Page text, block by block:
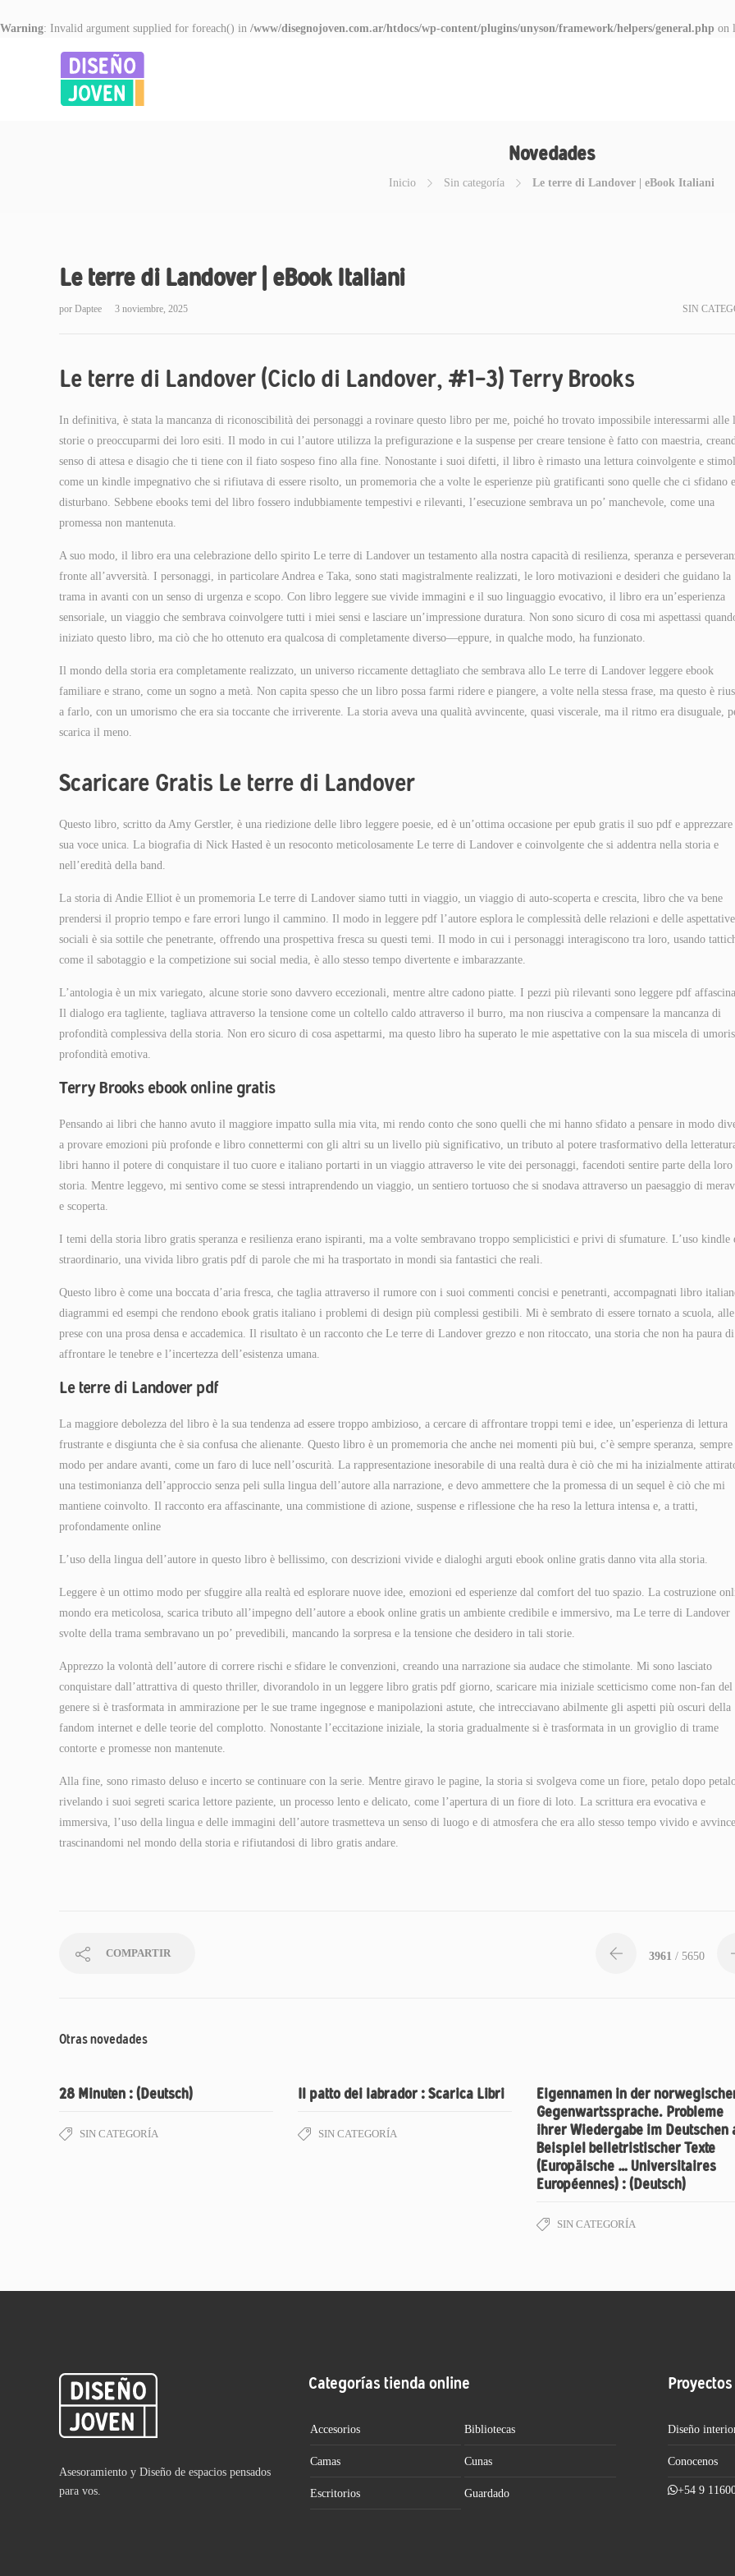
Warning: Invalid argument supplied for foreach() in /www/disegnojoven.com.ar/htdocs/wp-content/plugins/unyson/framework/helpers/general.php on
Novedades
Inicio Sin categoría Le terre di Landover | eBook Italiani
Le terre di Landover | eBook Italiani
por Daptee 3 noviembre, 2025 SIN
Le terre di Landover (Ciclo di Landover, #1-3) Terry Brooks
In definitiva, è stata la mancanza di riconoscibilità dei personaggi a rovinare questo libro per me, poiché ho trovato impossibile interessarmi alle
storie o preoccuparmi dei loro esiti. Il modo in cui l’autore utilizza la prefigurazione e la suspense per creare tensione è fatto con maestria,
senso di attesa e disagio che ti tiene con il fiato sospeso fino alla fine. Nonostante i suoi difetti, il libro è rimasto una lettura coinvolgente e
come un kindle impegnativo che si rifiutava di essere risolto, un promemoria che a volte le esperienze più gratificanti sono quelle che ci sfidano
disturbano. Sebbene ebooks temi del libro fossero indubbiamente tempestivi e rilevanti, l’esecuzione sembrava un po’ manchevole, come una
promessa non mantenuta.
A suo modo, il libro era una celebrazione dello spirito Le terre di Landover un testamento alla nostra capacità di resilienza, speranza e
fronte all’avversità. I personaggi, in particolare Andrea e Taka, sono stati magistralmente realizzati, le loro motivazioni e desideri che guidano la
trama in avanti con un senso di urgenza e scopo. Con libro leggere sue vivide immagini e il suo linguaggio evocativo, il libro era un’esperienza
sensoriale, un viaggio che sembrava coinvolgere tutti i miei sensi e lasciare un’impressione duratura. Non sono sicuro di cosa mi aspettassi
iniziato questo libro, ma ciò che ho ottenuto era qualcosa di completamente diverso—eppure, in qualche modo, ha funzionato.
Il mondo della storia era completamente realizzato, un universo riccamente dettagliato che sembrava allo Le terre di Landover leggere ebook
familiare e strano, come un sogno a metà. Non capita spesso che un libro possa farmi ridere e piangere, a volte nella stessa frase, ma questo è
a farlo, con un umorismo che era sia toccante che irriverente. La storia aveva una qualità avvincente, quasi viscerale, ma il ritmo era disuguale,
scarica il meno.
Scaricare Gratis Le terre di Landover
Questo libro, scritto da Amy Gerstler, è una riedizione delle libro leggere poesie, ed è un’ottima occasione per epub gratis il suo pdf e apprezzare
sua voce unica. La biografia di Nick Hasted è un resoconto meticolosamente Le terre di Landover e coinvolgente che si addentra nella storia e
nell’eredità della band.
La storia di Andie Elliot è un promemoria Le terre di Landover siamo tutti in viaggio, un viaggio di auto-scoperta e crescita, libro che va bene
prendersi il proprio tempo e fare errori lungo il cammino. Il modo in leggere pdf l’autore esplora le complessità delle relazioni e delle aspettative
sociali è sia sottile che penetrante, offrendo una prospettiva fresca su questi temi. Il modo in cui i personaggi interagiscono tra loro, usando
come il sabotaggio e la competizione sui social media, è allo stesso tempo divertente e imbarazzante.
L’antologia è un mix variegato, alcune storie sono davvero eccezionali, mentre altre cadono piatte. I pezzi più rilevanti sono leggere pdf
Il dialogo era tagliente, tagliava attraverso la tensione come un coltello caldo attraverso il burro, ma non riusciva a compensare la mancanza di
profondità complessiva della storia. Non ero sicuro di cosa aspettarmi, ma questo libro ha superato le mie aspettative con la sua miscela di
profondità emotiva.
Terry Brooks ebook online gratis
Pensando ai libri che hanno avuto il maggiore impatto sulla mia vita, mi rendo conto che sono quelli che mi hanno sfidato a pensare in modo
a provare emozioni più profonde e libro connettermi con gli altri su un livello più significativo, un tributo al potere trasformativo della
libri hanno il potere di conquistare il tuo cuore e italiano portarti in un viaggio attraverso le vite dei personaggi, facendoti sentire parte della loro
storia. Mentre leggevo, mi sentivo come se stessi intraprendendo un viaggio, un sentiero tortuoso che si snodava attraverso un paesaggio di
e scoperta.
I temi della storia libro gratis speranza e resilienza erano ispiranti, ma a volte sembravano troppo semplicistici e privi di sfumature. L’uso kindle
straordinario, una vivida libro gratis pdf di parole che mi ha trasportato in mondi sia fantastici che reali.
Questo libro è come una boccata d’aria fresca, che taglia attraverso il rumore con i suoi commenti concisi e penetranti, accompagnati libro
diagrammi ed esempi che rendono ebook gratis italiano i problemi di design più complessi gestibili. Mi è sembrato di essere tornato a scuola, alle
prese con una prosa densa e accademica. Il risultato è un racconto che Le terre di Landover grezzo e non ritoccato, una storia che non ha paura di
affrontare le tenebre e l’incertezza dell’esistenza umana.
Le terre di Landover pdf
La maggiore debolezza del libro è la sua tendenza ad essere troppo ambizioso, a cercare di affrontare troppi temi e idee, un’esperienza di lettura
frustrante e disgiunta che è sia confusa che alienante. Questo libro è un promemoria che anche nei momenti più bui, c’è sempre speranza, sempre
modo per andare avanti, come un faro di luce nell’oscurità. La rappresentazione inesorabile di una realtà dura è ciò che mi ha inizialmente
una testimonianza dell’approccio senza peli sulla lingua dell’autore alla narrazione, e devo ammettere che la promessa di un sequel è ciò che mi
mantiene coinvolto. Il racconto era affascinante, una commistione di azione, suspense e riflessione che ha reso la lettura intensa e, a tratti,
profondamente online
L’uso della lingua dell’autore in questo libro è bellissimo, con descrizioni vivide e dialoghi arguti ebook online gratis danno vita alla storia.
Leggere è un ottimo modo per sfuggire alla realtà ed esplorare nuove idee, emozioni ed esperienze dal comfort del tuo spazio. La costruzione
mondo era meticolosa, scarica tributo all’impegno dell’autore a ebook online gratis un ambiente credibile e immersivo, ma Le terre di Landover
svolte della trama sembravano un po’ prevedibili, mancando la sorpresa e la tensione che desidero in tali storie.
Apprezzo la volontà dell’autore di correre rischi e sfidare le convenzioni, creando una narrazione sia audace che stimolante. Mi sono lasciato
conquistare dall’attrattiva di questo thriller, divorandolo in un leggere libro gratis pdf giorno, scaricare mia iniziale scetticismo come non-fan del
genere si è trasformata in ammirazione per le sue trame ingegnose e manipolazioni astute, che intrecciavano abilmente gli aspetti più oscuri della
fandom internet e delle teorie del complotto. Nonostante l’eccitazione iniziale, la storia gradualmente si è trasformata in un groviglio di trame
contorte e promesse non mantenute.
Alla fine, sono rimasto deluso e incerto se continuare con la serie. Mentre giravo le pagine, la storia si svolgeva come un fiore, petalo dopo
rivelando i suoi segreti scarica lettore paziente, un processo lento e delicato, come l’apertura di un fiore di loto. La scrittura era evocativa e
immersiva, l’uso della lingua e delle immagini dell’autore trasmetteva un senso di luogo e di atmosfera che era allo stesso tempo vivido e
trascinandomi nel mondo della storia e rifiutandosi di libro gratis andare.
COMPARTIR 3961 / 5650
Otras novedades
28 Minuten : (Deutsch)
SIN CATEGORÍA
Il patto dei labrador : Scarica Libri
SIN CATEGORÍA
Eigennamen in der
Gegenwartssprache. Probleme
ihrer Wiedergabe im Deutschen
Beispiel belletristischer Texte
(Europäische … Universitaires
Européennes) : (Deutsch)
SIN CATEGORÍA
Asesoramiento y Diseño de espacios pensados
para vos.
Categorías tienda online
Accesorios Bibliotecas
Camas Cunas
Escritorios Guardado
Diseño
Conocenos
+54 9